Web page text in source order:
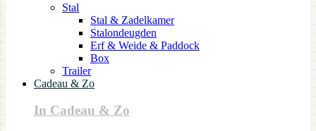
Stal
Stal & Zadelkamer
Stalondeugden
Erf & Weide & Paddock
Box
Trailer
Cadeau & Zo
In Cadeau & Zo